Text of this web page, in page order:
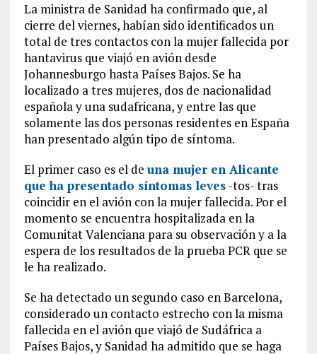
La ministra de Sanidad ha confirmado que, al
cierre del viernes, habían sido identificados un
total de tres contactos con la mujer fallecida por
hantavirus que viajó en avión desde
Johannesburgo hasta Países Bajos. Se ha
localizado a tres mujeres, dos de nacionalidad
española y una sudafricana, y entre las que
solamente las dos personas residentes en España
han presentado algún tipo de síntoma.
El primer caso es el de una mujer en Alicante
que ha presentado síntomas leves-tos- tras
coincidir en el avión con la mujer fallecida. Por el
momento se encuentra hospitalizada en la
Comunitat Valenciana para su observación y a la
espera de los resultados de la prueba PCR que se
le ha realizado.
Se ha detectado un segundo caso en Barcelona,
considerado un contacto estrecho con la misma
fallecida en el avión que viajó de Sudáfrica a
Países Bajos, y Sanidad ha admitido que se haga